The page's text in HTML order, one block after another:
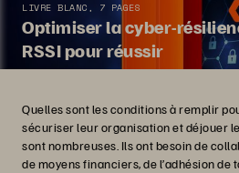
LIVRE BLANC, 7 PAGES
Optimiser la cyber-
RSSI pour réussir
Quelles sont les conditions à remplir
sécuriser leur organisation et déjouer
sont nombreuses. Ils ont besoin de
de moyens financiers, de l’adhésion de